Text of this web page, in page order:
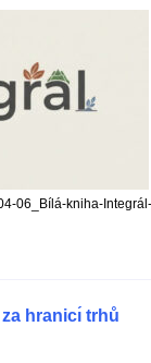
06_Bílá-kniha-
hranicı́ trhů